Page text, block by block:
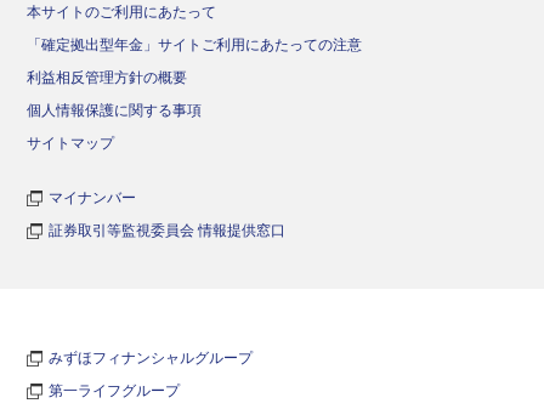
本サイトのご利用にあたって
「確定拠出型年金」サイトご利用にあたっての注意
利益相反管理方針の概要
個人情報保護に関する事項
サイトマップ
マイナンバー
証券取引等監視委員会 情報提供窓口
みずほフィナンシャルグループ
第一ライフグループ